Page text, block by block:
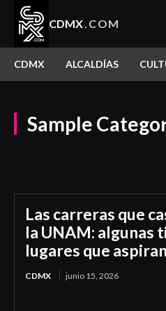
CDMX .COM
CDMX ALCALDÍAS
Sample
Las carreras que
la UNAM: algunas
lugares que
CDMX junio 15, 2026